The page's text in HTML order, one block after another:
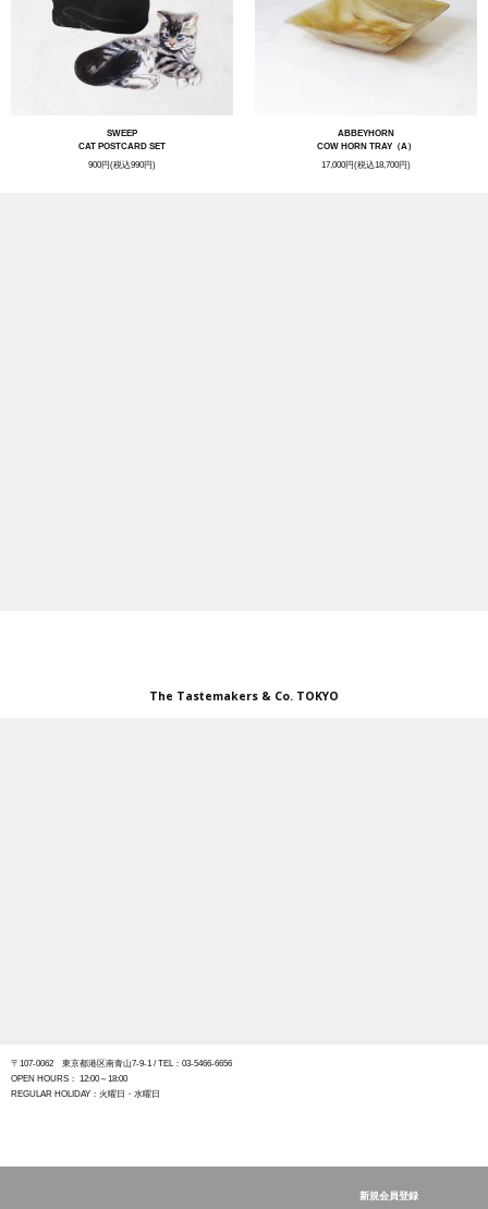
SWEEP
CAT POSTCARD SET
900円(税込990円)
ABBEYHORN
COW HORN TRAY（A）
17,000円(税込18,700円)
The Tastemakers & Co. TOKYO
〒107-0062 東京都港区南青山7-9-1 / TEL：03-5466-6656
OPEN HOURS： 12:00～18:00
REGULAR HOLIDAY：火曜日・水曜日
新規会員登録